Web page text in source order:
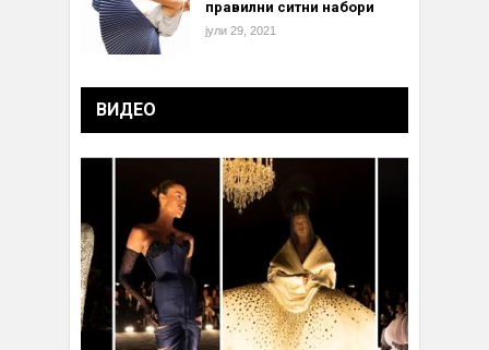
правилни ситни набори
јули 29, 2021
ВИДЕО